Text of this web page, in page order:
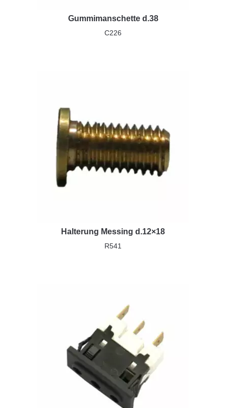
Gummimanschette d.38
C226
Halterung Messing d.12×18
R541